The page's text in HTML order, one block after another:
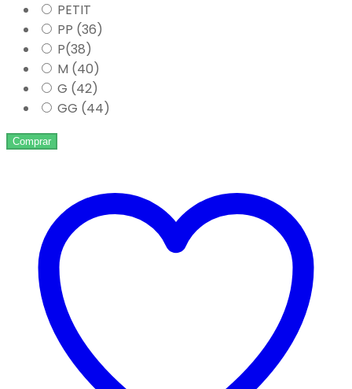
PETIT
PP (36)
P(38)
M (40)
G (42)
GG (44)
Comprar